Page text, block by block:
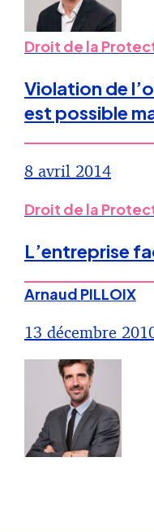
Droit de la
Violation de
est possible
8 avril 2014
Droit de la
L’entreprise
Arnaud PILLOIX
13 décembre